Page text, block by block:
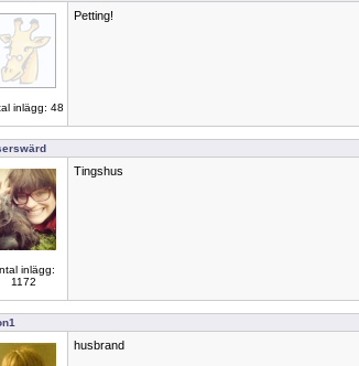
inlägg: 48
Petting!
inlägg:
1172
Tingshus
husbrand